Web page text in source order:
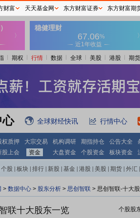
期权 行情 数据 全球 美股 港股 期货
心 全球财经快讯 行情中心
权质押 大宗交易 机构调研 期指持仓 公告大全
股上会 资金 大盘资金 个股资金 板块资金
个股 板块 排行 新股 基金 港股 美股 期货 外汇
> 数据中心 > 股东分析 > 思创智联 > 思创智联-十大
联十大股东一览 个股股
财富 天天基金网 东方财富证券 东方财富期